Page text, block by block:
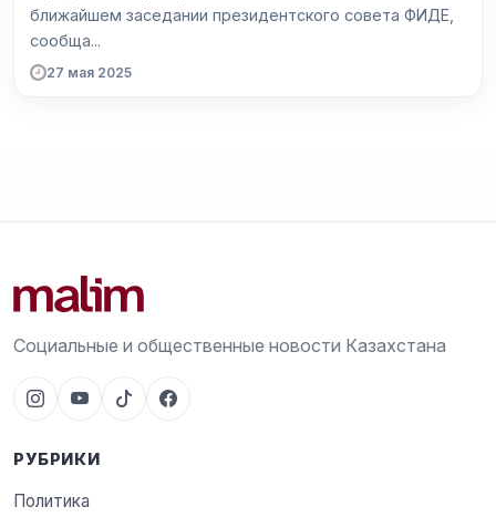
ближайшем заседании президентского совета ФИДЕ,
сообща...
27 мая 2025
Социальные и общественные новости Казахстана
РУБРИКИ
Политика